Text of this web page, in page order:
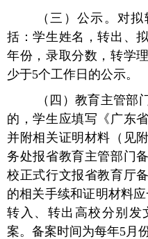
（三）公示。对
括：学生姓名，转出、
年份，录取分数，转学
少于5个工作日的公示。
（四）教育主管部
的，学生应填写《广东
并附相关证明材料（见
务处报省教育主管部门
校正式行文报省教育厅
的相关手续和证明材料
转入、转出高校分别发
案。备案时间为每年5月